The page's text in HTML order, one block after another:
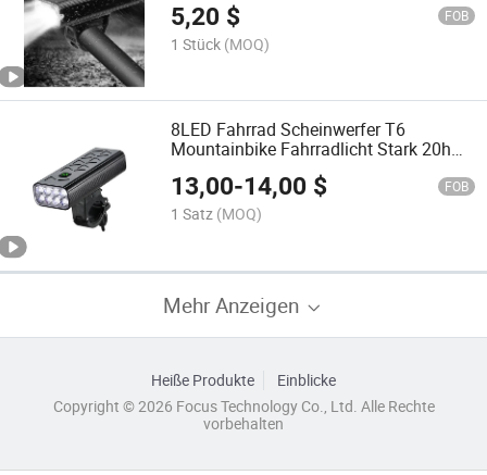
wasserdicht leistungsstarker Fahrrad-
Scheinwerfer
5,20 $ FOB
1 Stück (MOQ)
8LED Fahrrad Scheinwerfer T6
Mountainbike Fahrradlicht Stark 20h
Eingebaut 21700USB Akku Lade
Taschenlampe
13,00-14,00 $ FOB
1 Satz (MOQ)
Mehr Anzeigen
Heiße Produkte
Einblicke
Copyright © 2026 Focus Technology Co., Ltd. Alle Rechte
vorbehalten